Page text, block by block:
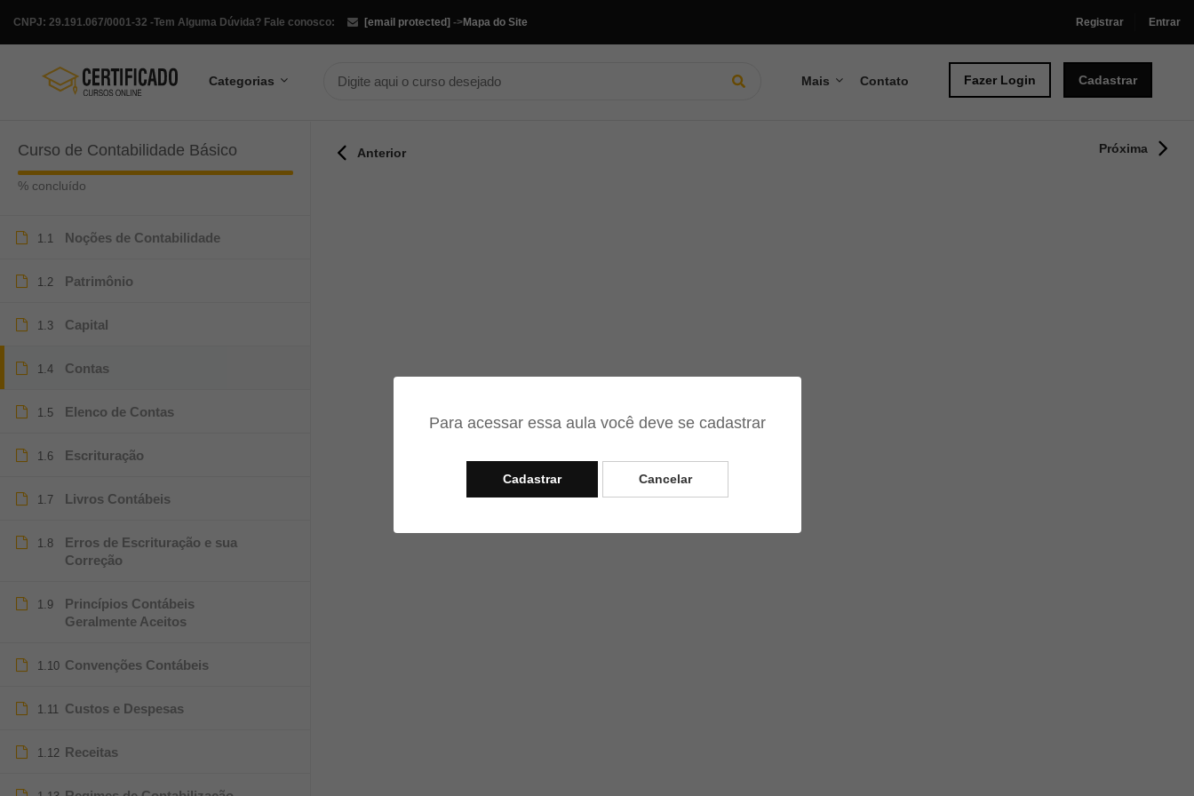
Para acessar essa aula você deve se cadastrar
Cadastrar Cancelar
Tem Alguma Dúvida? Fale conosco: [email protected]
CNPJ: 29.191.067/0001-32 - ->Mapa do Site Registrar Entrar
Categorias Mais Contato Fazer Login Cadastrar
Curso de Contabilidade Básico
% concluído
1.1 Noções de Contabilidade
1.2 Patrimônio
1.3 Capital
1.4 Contas
1.5 Elenco de Contas
1.6 Escrituração
1.7 Livros Contábeis
1.8
Erros de Escrituração e sua
Correção
1.9
Princípios Contábeis
Geralmente Aceitos
1.10 Convenções Contábeis
1.11 Custos e Despesas
1.12 Receitas
Anterior Próxima